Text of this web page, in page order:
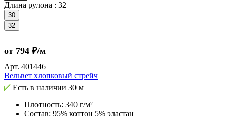
Длина рулона : 32
30
32
от 794 ₽/м
Арт. 401446
Вельвет хлопковый стрейч
Есть в наличии 30 м
Плотность: 340 г/м²
Состав: 95% коттон 5% эластан